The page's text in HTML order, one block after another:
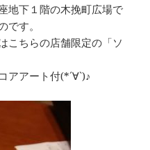
地下１階の木挽町広場で
です。
こちらの店舗限定の「ソ
アアート付(*´∀`)♪